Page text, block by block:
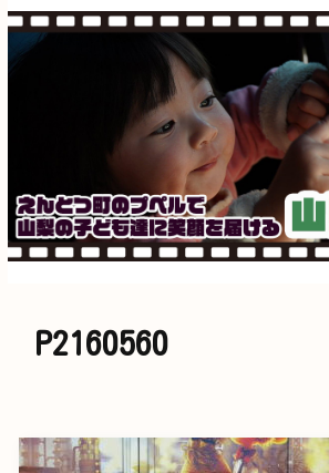
P2160560